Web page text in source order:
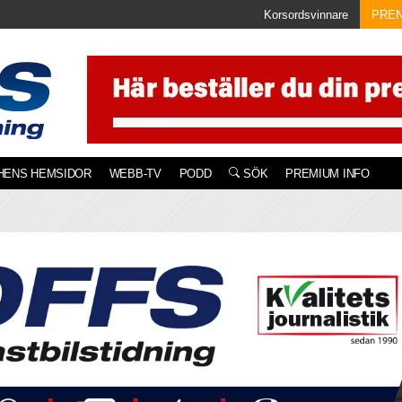
Korsordsvinnare
HEMSIDOR WEBB-TV PODD SÖK PREMIUM INFO